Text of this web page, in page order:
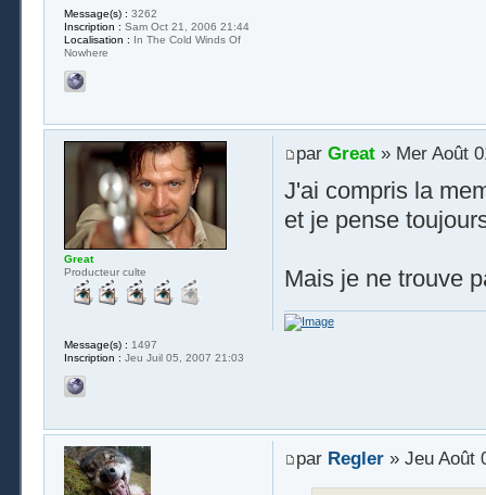
Message(s) : 3262
Inscription : Sam Oct 21, 2006 21:44
Localisation : In The Cold Winds Of
Nowhere
par Great» Mer Août
J'ai compris la
et je pense
Mais je ne trouve
Great
Producteur culte
Message(s) : 1497
Inscription : Jeu Juil 05, 2007 21:03
par Regler» Jeu Août